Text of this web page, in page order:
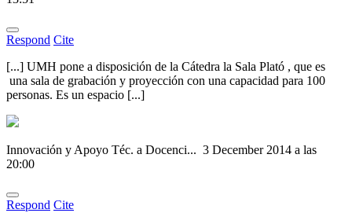
Respond Cite
[...] UMH pone a disposición de la Cátedra la Sala Plató , que es
una sala de grabación y proyección con una capacidad para 100
personas. Es un espacio [...]
Innovación y Apoyo Téc. a Docenci... 3 December 2014 a las
20:00
Respond Cite